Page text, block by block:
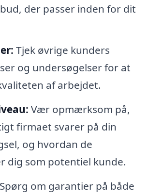
der passer inden for dit
Tjek øvrige kunders
og undersøgelser for at
af arbejdet.
Vær opmærksom på,
firmaet svarer på din
og hvordan de
dig som potentiel kunde.
Spørg om garantier på både